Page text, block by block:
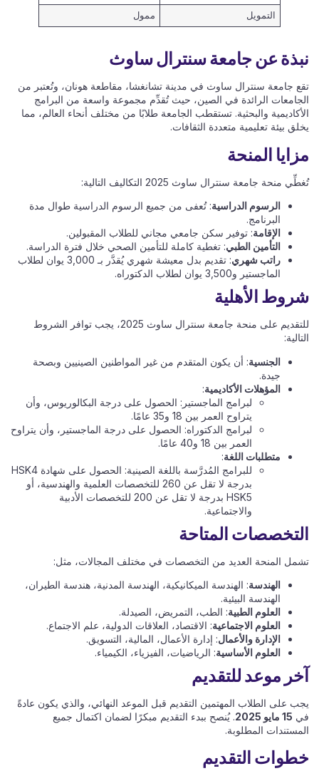
التمويل ممول
نبذة عن جامعة سنترال ساوث
تقع جامعة سنترال ساوث في مدينة تشانغشا، مقاطعة هونان، وتُعتبر من
الجامعات الرائدة في الصين، حيث تُقدِّم مجموعة واسعة من البرامج
الأكاديمية والبحثية. تستقطب الجامعة طلابًا من مختلف أنحاء العالم، مما
يخلق بيئة تعليمية متعددة الثقافات.
مزايا المنحة
تُغطِّي منحة جامعة سنترال ساوث 2025 التكاليف التالية:
الرسوم الدراسية: تُعفى من جميع الرسوم الدراسية طوال مدة
البرنامج.
الإقامة: توفير سكن جامعي مجاني للطلاب المقبولين.
التأمين الطبي: تغطية كاملة للتأمين الصحي خلال فترة الدراسة.
راتب شهري
: تقديم بدل معيشة شهري يُقدَّر بـ 3,000 يوان لطلاب
الماجستير و3,500 يوان لطلاب الدكتوراه.
شروط الأهلية
للتقديم على منحة جامعة سنترال ساوث 2025، يجب توافر الشروط
التالية:
الجنسية: أن يكون المتقدم من غير المواطنين الصينيين وبصحة
جيدة.
المؤهلات الأكاديمية:
لبرامج الماجستير: الحصول على درجة البكالوريوس، وأن
يتراوح العمر بين 18 و35 عامًا.
لبرامج الدكتوراه: الحصول على درجة الماجستير، وأن يتراوح
العمر بين 18 و40 عامًا.
متطلبات اللغة:
للبرامج المُدرَّسة باللغة الصينية: الحصول على شهادة HSK4
بدرجة لا تقل عن 260 للتخصصات العلمية والهندسية، أو
HSK5 بدرجة لا تقل عن 200 للتخصصات الأدبية
والاجتماعية.
التخصصات المتاحة
تشمل المنحة العديد من التخصصات في مختلف المجالات، مثل:
الهندسة: الهندسة الميكانيكية، الهندسة المدنية، هندسة الطيران،
الهندسة البيئية.
العلوم الطبية: الطب، التمريض، الصيدلة.
العلوم الاجتماعية: الاقتصاد، العلاقات الدولية، علم الاجتماع.
الإدارة والأعمال: إدارة الأعمال، المالية، التسويق.
العلوم الأساسية: الرياضيات، الفيزياء، الكيمياء.
آخر موعد للتقديم
يجب على الطلاب المهتمين التقديم قبل الموعد النهائي، والذي يكون عادةً
في 15 مايو 2025
. يُنصح ببدء التقديم مبكرًا لضمان اكتمال جميع
المستندات المطلوبة.
خطوات التقديم